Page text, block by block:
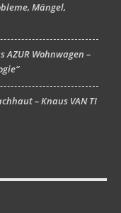
Mängel,
AZUR Wohnwagen –
– Knaus VAN TI